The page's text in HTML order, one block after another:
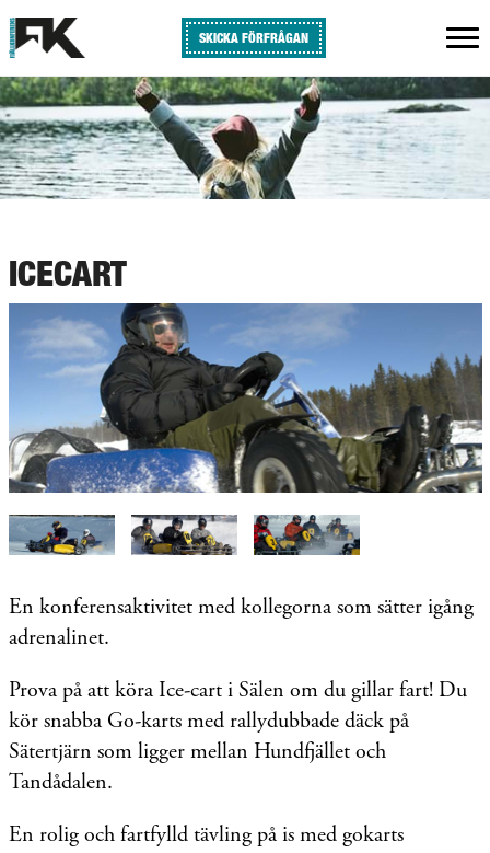
SKICKA FÖRFRÅGAN
ICECART
En konferensaktivitet med kollegorna som sätter igång
adrenalinet.
Prova på att köra Ice-cart i Sälen om du gillar fart! Du
kör snabba Go-karts med rallydubbade däck på
Sätertjärn som ligger mellan Hundfjället och
Tandådalen.
En rolig och fartfylld tävling på is med gokarts